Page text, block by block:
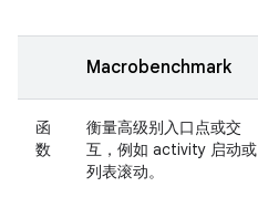
Macrobenchmark
函
数
衡量高级别入口点或交
互，例如 activity 启动或
列表滚动。